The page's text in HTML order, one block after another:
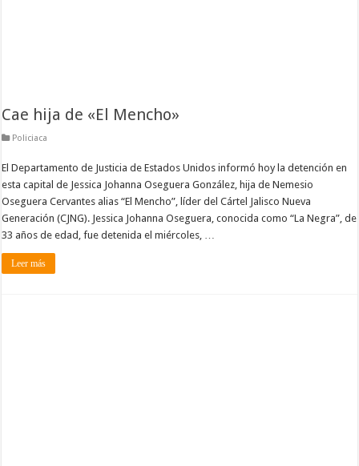
Cae hija de «El Mencho»
Policiaca
El Departamento de Justicia de Estados Unidos informó hoy la detención en
esta capital de Jessica Johanna Oseguera González, hija de Nemesio
Oseguera Cervantes alias “El Mencho”, líder del Cártel Jalisco Nueva
Generación (CJNG). Jessica Johanna Oseguera, conocida como “La Negra”, de
33 años de edad, fue detenida el miércoles, …
Leer más